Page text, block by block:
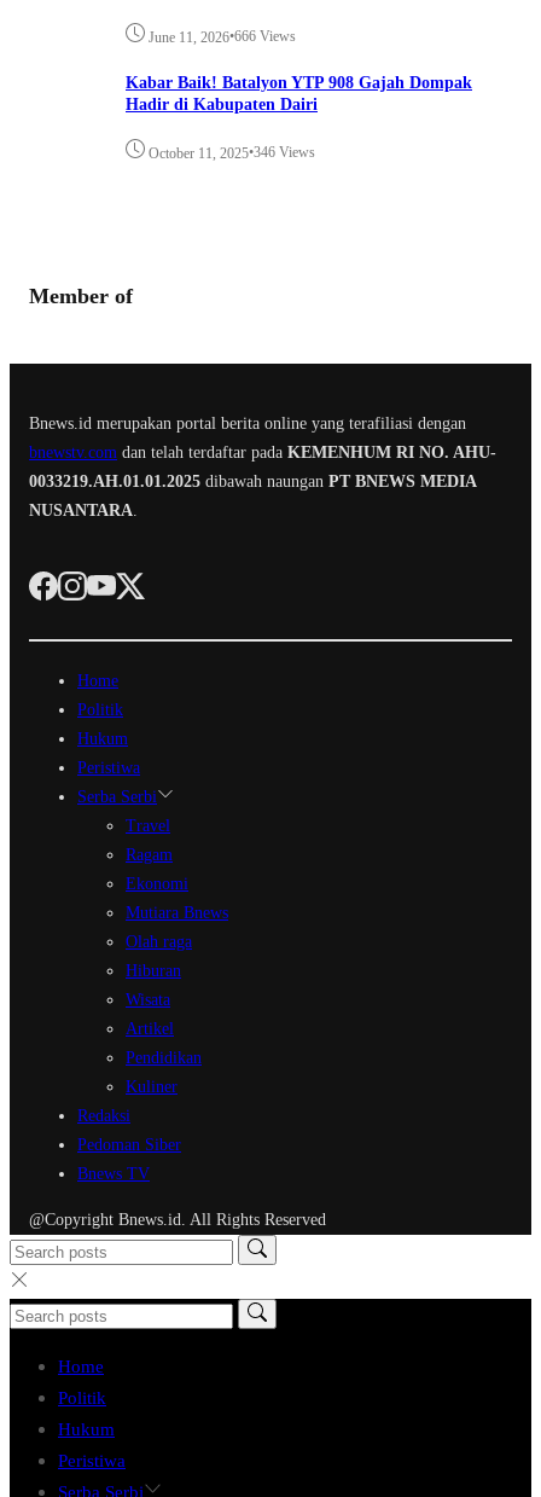
June 11, 2026•666 Views
Kabar Baik! Batalyon YTP 908 Gajah Dompak
Hadir di Kabupaten Dairi
October 11, 2025•346 Views
Member of
Bnews.id merupakan portal berita online yang terafiliasi dengan
bnewstv.com dan telah terdaftar pada KEMENHUM RI NO. AHU-
0033219.AH.01.01.2025 dibawah naungan PT BNEWS MEDIA
NUSANTARA.
Home
Politik
Hukum
Peristiwa
Serba Serbi
Travel
Ragam
Ekonomi
Mutiara Bnews
Olah raga
Hiburan
Wisata
Artikel
Pendidikan
Kuliner
Redaksi
Pedoman Siber
Bnews TV
@Copyright Bnews.id. All Rights Reserved
Home
Politik
Hukum
Peristiwa
Serba Serbi